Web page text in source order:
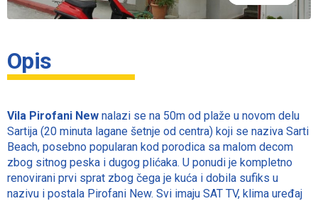
Opis
Vila Pirofani New nalazi se na 50m od plaže u novom delu
Sartija (20 minuta lagane šetnje od centra) koji se naziva Sarti
Beach, posebno popularan kod porodica sa malom decom
zbog sitnog peska i dugog plićaka. U ponudi je kompletno
renovirani prvi sprat zbog čega je kuća i dobila sufiks u
nazivu i postala Pirofani New. Svi imaju SAT TV, klima uređaj